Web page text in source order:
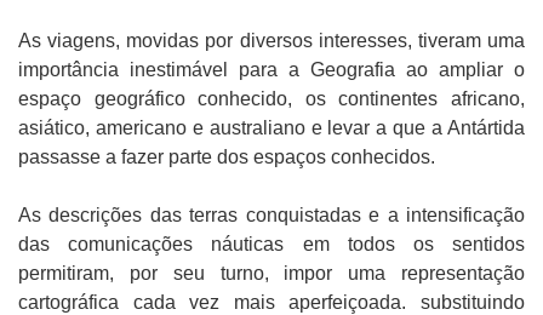
As viagens, movidas por diversos interesses, tiveram uma
importância inestimável para a Geografia ao ampliar o
espaço geográfico conhecido, os continentes africano,
asiático, americano e australiano e levar a que a Antártida
passasse a fazer parte dos espaços conhecidos.
As descrições das terras conquistadas e a intensificação
das comunicações náuticas em todos os sentidos
permitiram, por seu turno, impor uma representação
cartográfica cada vez mais aperfeiçoada. substituindo